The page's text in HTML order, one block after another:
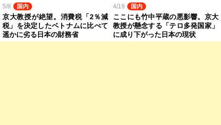
5/8 国内
京大教授が絶望。消費税「2％減
税」を決定したベトナムに比べて
遥かに劣る日本の財務省
4/19 国内
ここにも竹中平蔵の悪影響。京大
教授が懸念する「テロ多発国家」
に成り下がった日本の現状